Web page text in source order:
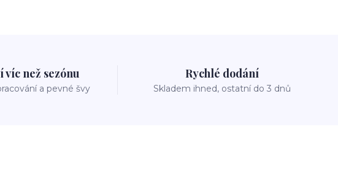
víc než sezónu
a pevné švy
Rychlé dodání
Skladem ihned, ostatní do 3 dnů